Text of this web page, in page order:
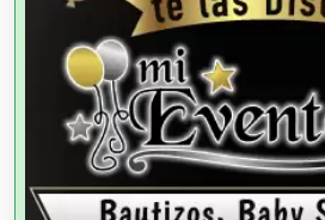
Agencias de Publicidad
Agencias de Viajes
Agricultores